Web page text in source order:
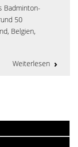
Badminton-
50
Belgien,
Weiterlesen